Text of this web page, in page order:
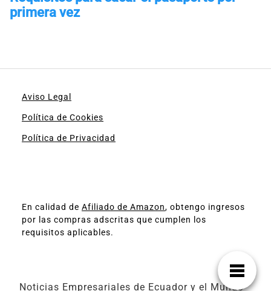
Aviso Legal
Política de Cookies
Política de Privacidad
En calidad de Afiliado de Amazon, obtengo ingresos
por las compras adscritas que cumplen los
requisitos aplicables.
Noticias Empresariales de Ecuador y el Mundo